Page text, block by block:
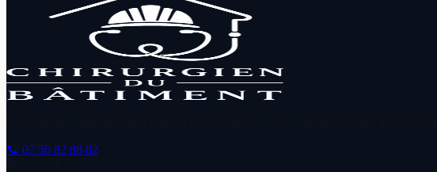
📞 07 56 82 88 82